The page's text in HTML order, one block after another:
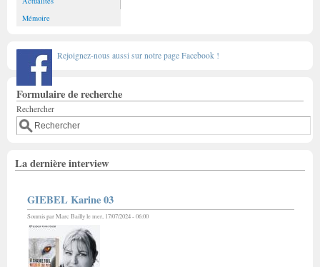
Mémoire
Rejoignez-nous aussi sur notre page Facebook !
Formulaire de recherche
Rechercher
La dernière interview
GIEBEL Karine 03
Soumis parMarc Baillyle mer, 17/07/2024 - 06:00